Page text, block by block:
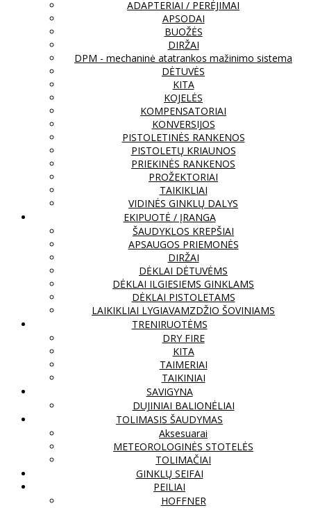
ADAPTERIAI / PERĖJIMAI
APSODAI
BUOŽĖS
DIRŽAI
DPM - mechaninė atatrankos mažinimo sistema
DĖTUVĖS
KITA
KOJELĖS
KOMPENSATORIAI
KONVERSIJOS
PISTOLETINĖS RANKENOS
PISTOLETŲ KRIAUNOS
PRIEKINĖS RANKENOS
PROŽEKTORIAI
TAIKIKLIAI
VIDINĖS GINKLŲ DALYS
EKIPUOTĖ / ĮRANGA
ŠAUDYKLOS KREPŠIAI
APSAUGOS PRIEMONĖS
DIRŽAI
DĖKLAI DĖTUVĖMS
DĖKLAI ILGIESIEMS GINKLAMS
DĖKLAI PISTOLETAMS
LAIKIKLIAI LYGIAVAMZDŽIO ŠOVINIAMS
TRENIRUOTĖMS
DRY FIRE
KITA
TAIMERIAI
TAIKINIAI
SAVIGYNA
DUJINIAI BALIONĖLIAI
TOLIMASIS ŠAUDYMAS
Aksesuarai
METEOROLOGINĖS STOTELĖS
TOLIMAČIAI
GINKLŲ SEIFAI
PEILIAI
HOFFNER